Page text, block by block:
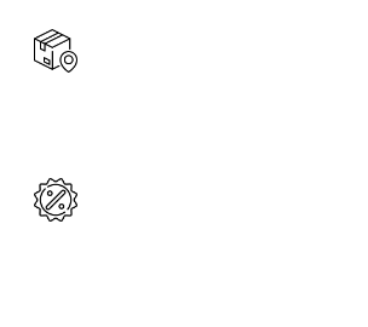
Be
Chosen
On